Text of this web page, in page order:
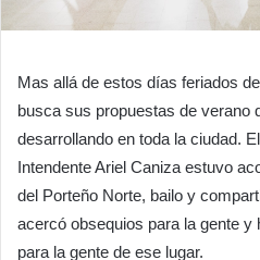
Mas allá de estos días feriados
busca sus propuestas de verano
desarrollando en toda la ciudad.
Intendente Ariel Caniza estuvo
del Porteño Norte, bailo y
acercó obsequios para la gente y
para la gente de ese lugar.